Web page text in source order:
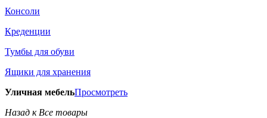
Консоли
Креденции
Тумбы для обуви
Ящики для хранения
Уличная мебельПросмотреть
Назад к Все товары